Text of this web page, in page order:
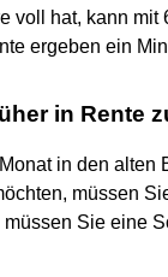
voll hat, kann mit
ergeben ein
in Rente
in den alten
müssen
Sie eine